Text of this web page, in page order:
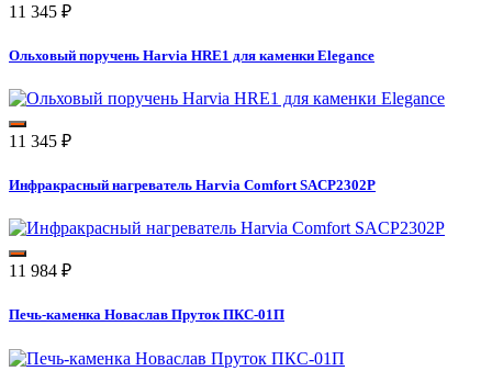
11 345 ₽
Ольховый поручень Harvia HRE1 для каменки Elegance
11 345 ₽
Инфракрасный нагреватель Harvia Comfort SACP2302P
11 984 ₽
Печь-каменка Новаслав Пруток ПКС-01П